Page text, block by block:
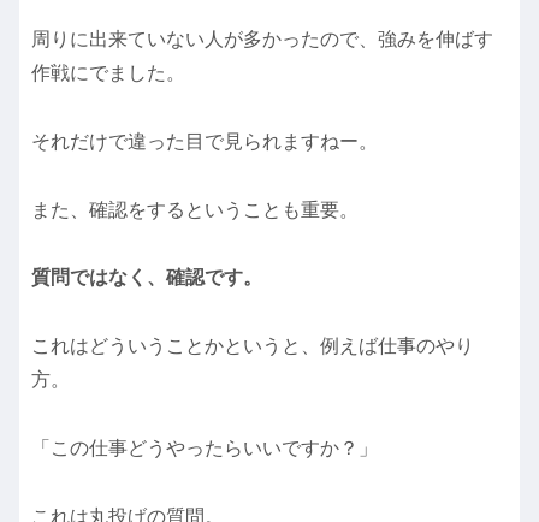
周りに出来ていない人が多かったので、強みを伸ばす
作戦にでました。
それだけで違った目で見られますねー。
また、確認をするということも重要。
質問ではなく、確認です。
これはどういうことかというと、例えば仕事のやり
方。
「この仕事どうやったらいいですか？」
これは丸投げの質問。